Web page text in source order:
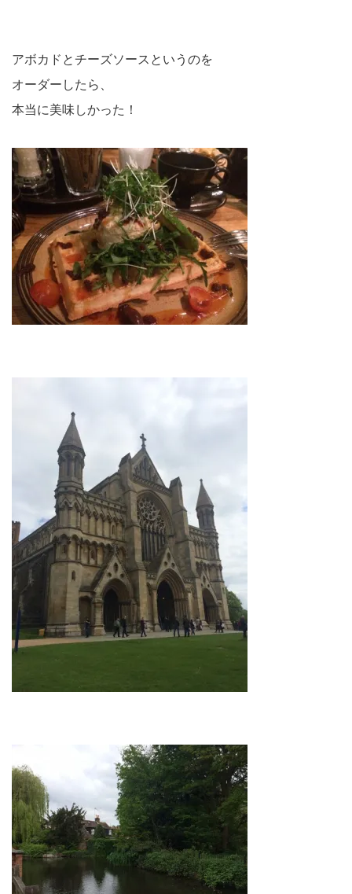
アボカドとチーズソースというのを
オーダーしたら、
本当に美味しかった！